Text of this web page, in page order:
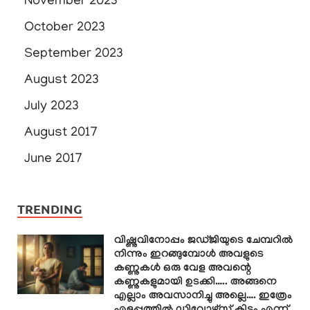
October 2023
September 2023
August 2023
July 2023
August 2017
June 2017
TRENDING
വിഷ്ണുവിനോപ്പം ജഡ്ജിയുടെ ചേമ്പറിൽ
നിന്നും ഇറങ്ങുമ്പോൾ അവളുടെ
കണ്ണുകൾ ഒരു വേള അവന്റെ
കണ്ണുകളുമായി ഉടക്കി….. അങ്ങനെ
എല്ലാം അവസാനിച്ചു അല്ലെ…. ഇത്രേം